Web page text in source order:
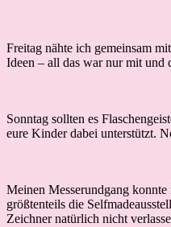
Freitag nähte ich gemeinsam
Ideen – all das war nur mit und
Sonntag sollten es
eure Kinder dabei unterstützt.
Meinen Messerundgang
größtenteils die
Zeichner natürlich nicht